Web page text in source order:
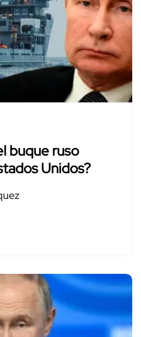
buque ruso
Unidos?